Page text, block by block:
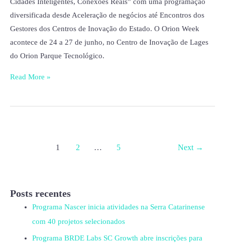
Cidades Inteligentes, Conexões Reais” com uma programação
diversificada desde Aceleração de negócios até Encontros dos
Gestores dos Centros de Inovação do Estado. O Orion Week
acontece de 24 a 27 de junho, no Centro de Inovação de Lages
do Orion Parque Tecnológico.
Read More »
1 2 … 5 Next →
Posts recentes
Programa Nascer inicia atividades na Serra Catarinense
com 40 projetos selecionados
Programa BRDE Labs SC Growth abre inscrições para